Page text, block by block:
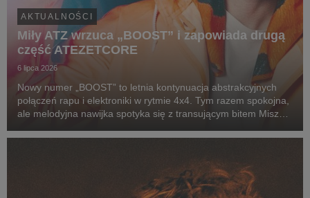
AKTUALNOŚCI
Miły ATZ wrzuca „BOOST” i zapowiada drugą
część ATEZETCORE
6 lipca 2026
Nowy numer „BOOST” to letnia kontynuacja abstrakcyjnych
połączeń rapu i elektroniki w rytmie 4x4. Tym razem spokojna,
ale melodyjna nawijka spotyka się z transującym bitem Miszy
wyraźnego dropu, prowadzi nas w progre...